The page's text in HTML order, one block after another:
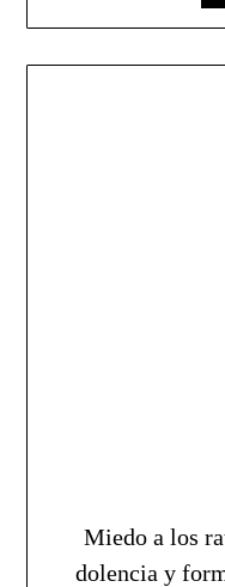
Miedo a los
dolencia y